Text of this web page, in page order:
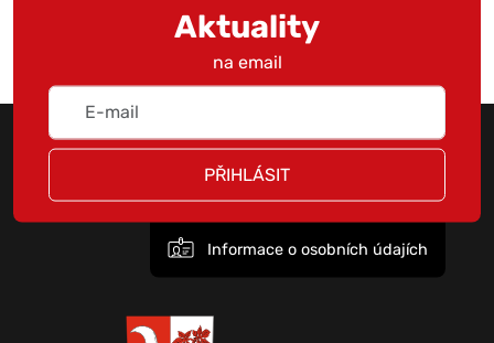
Aktuality
na email
PŘIHLÁSIT
Informace o osobních údajích